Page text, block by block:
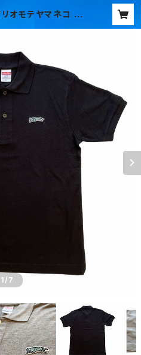
オモテヤマネコ |
1/7